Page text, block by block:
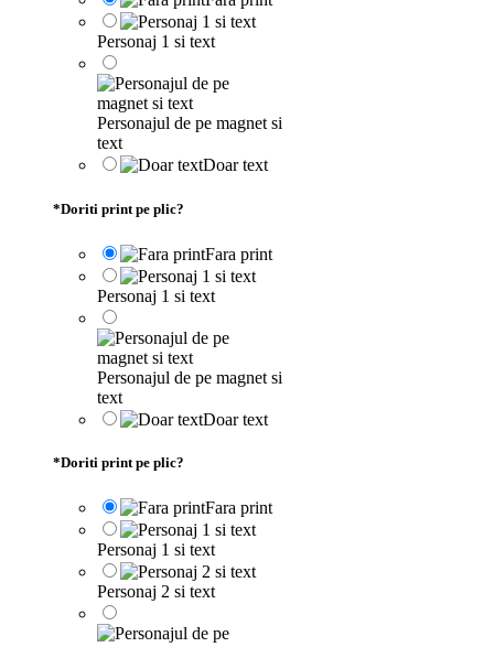
Personaj 1 si text
Personajul de pe magnet si
text
Doar text
*Doriti print pe plic?
Fara print
Personaj 1 si text
Personajul de pe magnet si
text
Doar text
*Doriti print pe plic?
Fara print
Personaj 1 si text
Personaj 2 si text